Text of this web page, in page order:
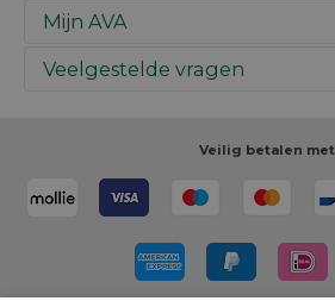
Ons verhaal
Werken bij AVA
Mijn AVA
Inspiratie
Review schrijven
Veelgestelde vragen
Je retour
Terugroepacties
Veilig betalen met